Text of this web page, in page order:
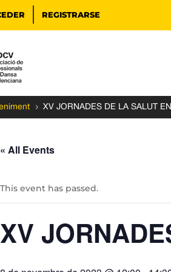
REGISTRARSE
5 XV JORNADES DE LA SALUT
« All Events
This event has passed.
XV